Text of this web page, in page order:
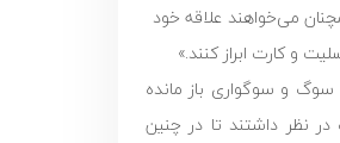
می‌خواهند علاقه خود
و کارت ابراز کنند.»
سوگ و سوگواری باز مانده
نظر داشتند تا در چنین